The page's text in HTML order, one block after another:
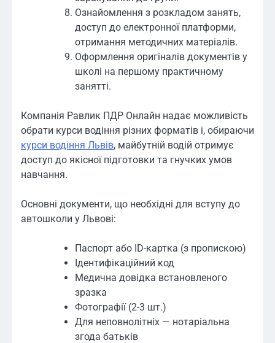
Ознайомлення з розкладом занять,
доступ до електронної платформи,
отримання методичних матеріалів.
Оформлення оригіналів документів у
школі на першому практичному
занятті.
Компанія Равлик ПДР Онлайн надає можливість
обрати курси водіння різних форматів і, обираючи
курси водіння Львів, майбутній водій отримує
доступ до якісної підготовки та гнучких умов
навчання.
Основні документи, що необхідні для вступу до
автошколи у Львові:
Паспорт або ID-картка (з пропискою)
Ідентифікаційний код
Медична довідка встановленого
зразка
Фотографії (2-3 шт.)
Для неповнолітніх — нотаріальна
згода батьків